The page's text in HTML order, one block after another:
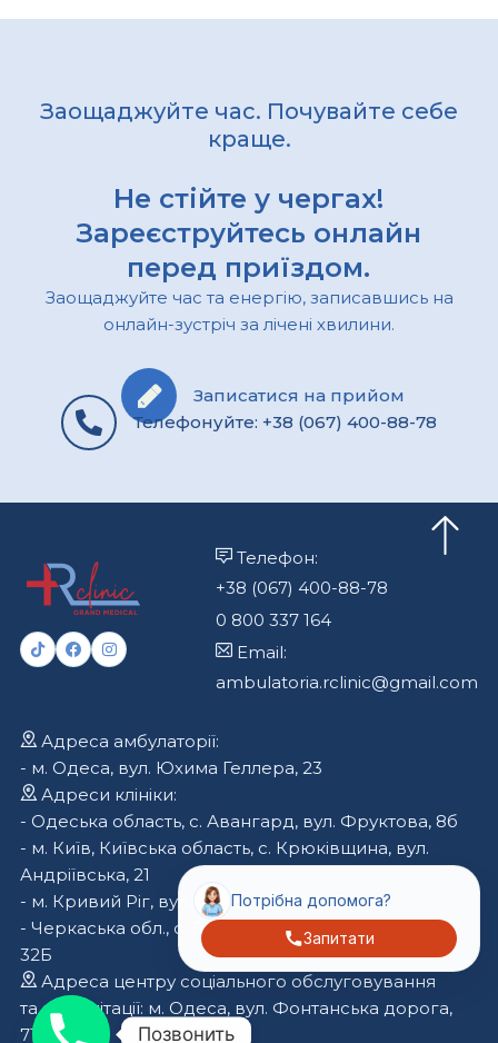
Заощаджуйте час. Почувайте себе
краще.
Не стійте у чергах!
Зареєструйтесь онлайн
перед приїздом.
Заощаджуйте час та енергію, записавшись на
онлайн-зустріч за лічені хвилини.
Записатися на прийом
Телефонуйте: +38 (067) 400-88-78
Телефон:
+38 (067) 400-88-78
0 800 337 164
Email:
ambulatoria.rclinic@gmail.com
Адреса амбулаторії:
- м. Одеса, вул. Юхима Геллера, 23
Адреси клініки:
- Одеська область, с. Авангард, вул. Фруктова, 8б
- м. Київ, Київська область, с. Крюківщина, вул.
Андріївська, 21
- м. Кривий Ріг, вул. Криворіжсталі, 70
- Черкаська обл., с. Геронімівка, вул. Вернигори,
32Б
Адреса центру соціального обслуговування
та реабілітації: м. Одеса, вул. Фонтанська дорога,
71а/3
Потрібна допомога?
Запитати
Позвонить